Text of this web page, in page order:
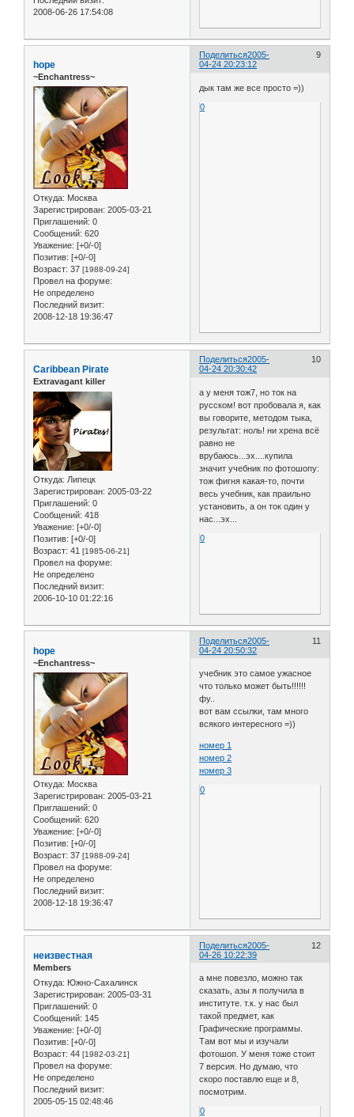
2008-06-26 17:54:08
Поделиться 9
2005-
04-24 20:23:12
hope
~Enchantress~
Откуда: Москва
Зарегистрирован: 2005-03-21
Приглашений: 0
Сообщений: 620
Уважение: [+0/-0]
Позитив: [+0/-0]
Возраст: 37 [1988-09-24]
Провел на форуме:
Не определено
Последний визит:
2008-12-18 19:36:47
дык там же все просто =))
0
Поделиться 10
2005-
04-24 20:30:42
Caribbean Pirate
Extravagant killer
Откуда: Липецк
Зарегистрирован: 2005-03-22
Приглашений: 0
Сообщений: 418
Уважение: [+0/-0]
Позитив: [+0/-0]
Возраст: 41 [1985-06-21]
Провел на форуме:
Не определено
Последний визит:
2006-10-10 01:22:16
а у меня тож7, но ток на
русском! вот пробовала я, как
вы говорите, методом тыка,
результат: ноль! ни хрена всё
равно не
врубаюсь...эх....купила
значит учебник по фотошопу:
тож фигня какая-то, почти
весь учебник, как праильно
установить, а он ток один у
нас...эх...
0
Поделиться 11
2005-
04-24 20:50:32
hope
~Enchantress~
Откуда: Москва
Зарегистрирован: 2005-03-21
Приглашений: 0
Сообщений: 620
Уважение: [+0/-0]
Позитив: [+0/-0]
Возраст: 37 [1988-09-24]
Провел на форуме:
Не определено
Последний визит:
2008-12-18 19:36:47
учебник это самое ужасное
что только может быть!!!!!!
фу..
вот вам ссылки, там много
всякого интересного =))
номер 1
номер 2
номер 3
0
Поделиться 12
2005-
04-26 10:22:39
неизвестная
Members
Откуда: Южно-Сахалинск
Зарегистрирован: 2005-03-31
Приглашений: 0
Сообщений: 145
Уважение: [+0/-0]
Позитив: [+0/-0]
Возраст: 44 [1982-03-21]
Провел на форуме:
Не определено
Последний визит:
2005-05-15 02:48:46
а мне повезло, можно так
сказать, азы я получила в
институте. т.к. у нас был
такой предмет, как
Графические программы.
Там вот мы и изучали
фотошоп. У меня тоже стоит
7 версия. Но думаю, что
скоро поставлю еще и 8,
посмотрим.
0